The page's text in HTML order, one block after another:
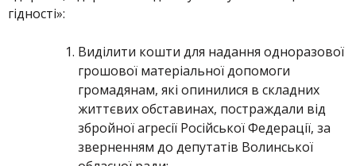
гідності»:
Виділити кошти для надання одноразової
грошової матеріальної допомоги
громадянам, які опинилися в складних
життєвих обставинах, постраждали від
збройної агресії Російської Федерації, за
зверненням до депутатів Волинської